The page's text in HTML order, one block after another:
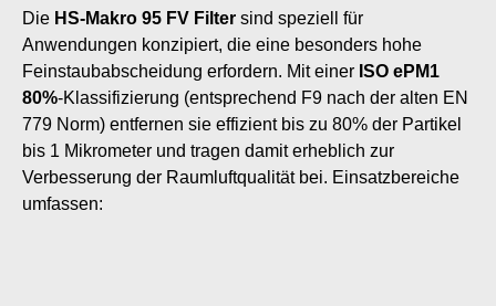
Die HS-Makro 95 FV Filter sind speziell für
Anwendungen konzipiert, die eine besonders hohe
Feinstaubabscheidung erfordern. Mit einer ISO ePM1
80%-Klassifizierung (entsprechend F9 nach der alten EN
779 Norm) entfernen sie effizient bis zu 80% der Partikel
bis 1 Mikrometer und tragen damit erheblich zur
Verbesserung der Raumluftqualität bei. Einsatzbereiche
umfassen: